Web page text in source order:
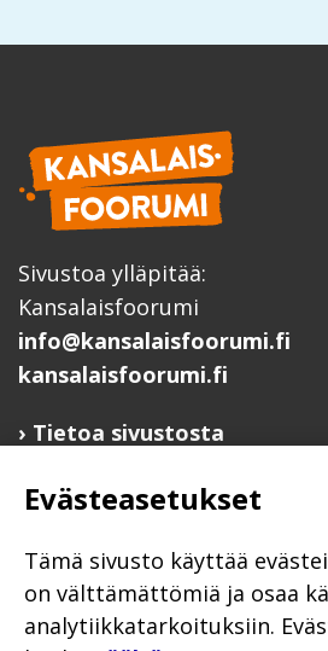
Sivustoa ylläpitää:
Kansalaisfoorumi
info@kansalaisfoorumi.fi
kansalaisfoorumi.fi
Tietoa sivustosta
Ilmoita järjestösi
Järjestötietäjä-testi
Anna palautetta
Saavutettavuusseloste
Evästeasetukset
Tämä sivusto käyttää
on välttämättömiä ja osaa
analytiikkatarkoituksiin.